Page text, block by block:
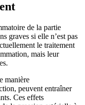
de la partie
graves si elle n’est pas
le traitement
mais leur
manière
peuvent entraîner
Ces effets